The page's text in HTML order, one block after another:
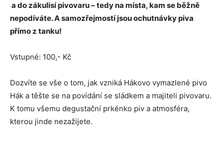
a do zákulisí pivovaru – tedy na místa, kam se běžně
nepodíváte. A samozřejmostí jsou ochutnávky piva
přímo z tanku!
Vstupné: 100,- Kč
Dozvíte se vše o tom, jak vzniká Hákovo vymazlené pivo
Hák a těšte se na povídání se sládkem a majiteli pivovaru.
K tomu všemu degustační prkénko piv a atmosféra,
kterou jinde nezažijete.